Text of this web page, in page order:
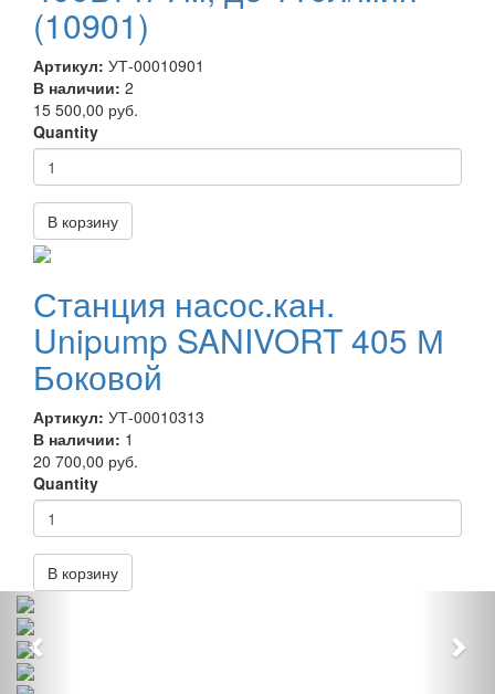
(10901)
Артикул: УТ-00010901
В наличии: 2
15 500,00 руб.
Quantity
В корзину
Станция насос.кан.
Unipump SANIVORT 405 М
Боковой
Артикул: УТ-00010313
В наличии: 1
20 700,00 руб.
Quantity
В корзину